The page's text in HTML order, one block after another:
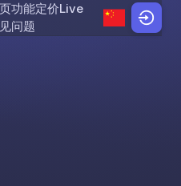
Skip to content
功能定价Live
问题